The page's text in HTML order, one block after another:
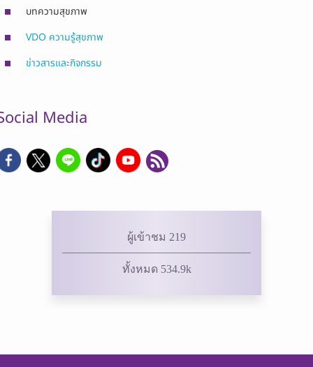
บทความสุขภาพ
VDO ความรู้สุขภาพ
ข่าวสารและกิจกรรม
Media
ผู้เข้าชม 219
ทั้งหมด 534.9k